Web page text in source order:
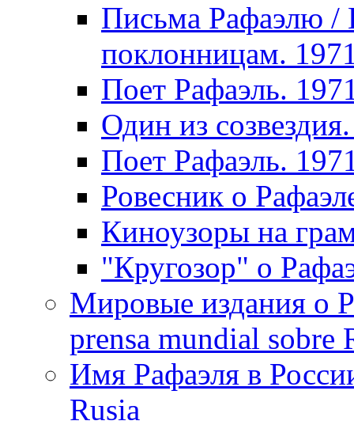
Письма Рафаэлю
поклонницам.
Поет Рафаэль.
Один из
Поет Рафаэль.
Ровесник о
Киноузоры на
"Кругозор" о
Мировые издания о
prensa mundial sobre
Имя Рафаэля в
Rusia